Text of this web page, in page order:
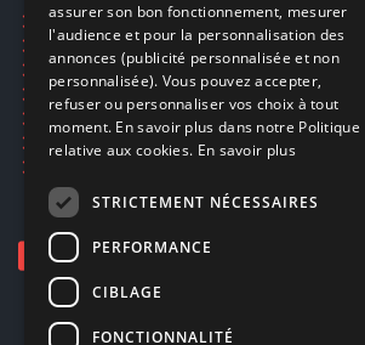
Ecogaming
Expédition & retours
Confidentialité
Conditions générales
EA Sport UFC 6
Call of Duty: Modern Warfare 4
Rachat et revente de jeux en cash
ENGLISH
assurer son bon fonctionnement, mesurer
l'audience et pour la personnalisation des
annonces (publicité personnalisée et non
personnalisée). Vous pouvez accepter,
refuser ou personnaliser vos choix à tout
moment. En savoir plus dans notre Politique
relative aux cookies. En savoir plus
STRICTEMENT NÉCESSAIRES
PERFORMANCE
CIBLAGE
FONCTIONNALITÉ